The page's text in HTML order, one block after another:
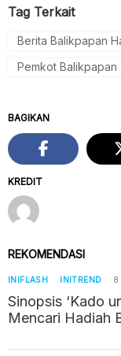
Tag Terkait
Berita Balikpapan
Pemkot Balikpapan
KREDIT
BAGIKAN
REKOMENDASI
INIFLASH INITREND 8
Sinopsis ‘Kado
Mencari Hadiah